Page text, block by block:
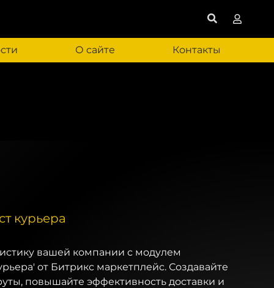
О сайте Контакты
курьера
вашей компании с модулем
от Битрикс маркетплейс. Создавайте
повышайте эффективность доставки и